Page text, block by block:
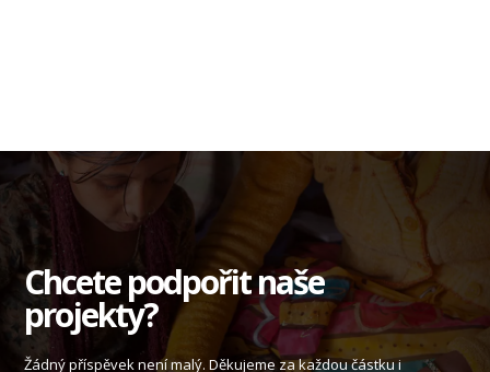
Chcete podpořit naše
projekty?
Žádný příspěvek není malý. Děkujeme za každou částku i